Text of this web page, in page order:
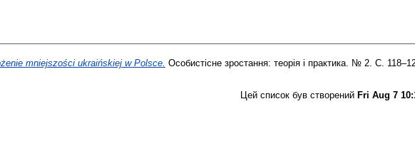
mniejszości ukraińskiej w Polsce. Особистісне зростання: теорія і практика. № 2. С.
Цей список був створений Fri Aug 7